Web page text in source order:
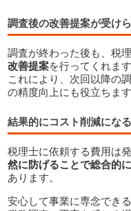
税理士に依頼するメリ
調査後の改善提案が受け
調査が終わった後も、税
改善提案を行ってくれます
これにより、次回以降の
の精度向上にも役立ちます
結果的にコスト削減にな
税理士に依頼する費用は
然に防げることで総合的
あります。
安心して事業に専念でき